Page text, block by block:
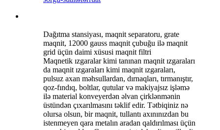
Dağıtma stansiyası, maqnit separatoru, grate
maqnit, 12000 gauss maqnit çubuğu ilə maqnit
grid üçün daimi xüsusi maqnit filtri
Maqnetik ızgaralar kimi tanınan maqnit ızgaraları
da maqnit ızgaraları kimi maqnit ızgaraları,
pulsuz axan məhsullardan, dırnaqları, tırmanıştır,
qoz-fındıq, boltlar, qutular və makiyajsız işləmə
ilə material konveyerdən əlvan çirklənmənin
üstündən çıxarılmasını təklif edir. Tətbiqiniz nə
olursa olsun, bir maqnit, tullantı axınınızdan bu
istenmeyen qara metalın aradan qaldırılması üçün